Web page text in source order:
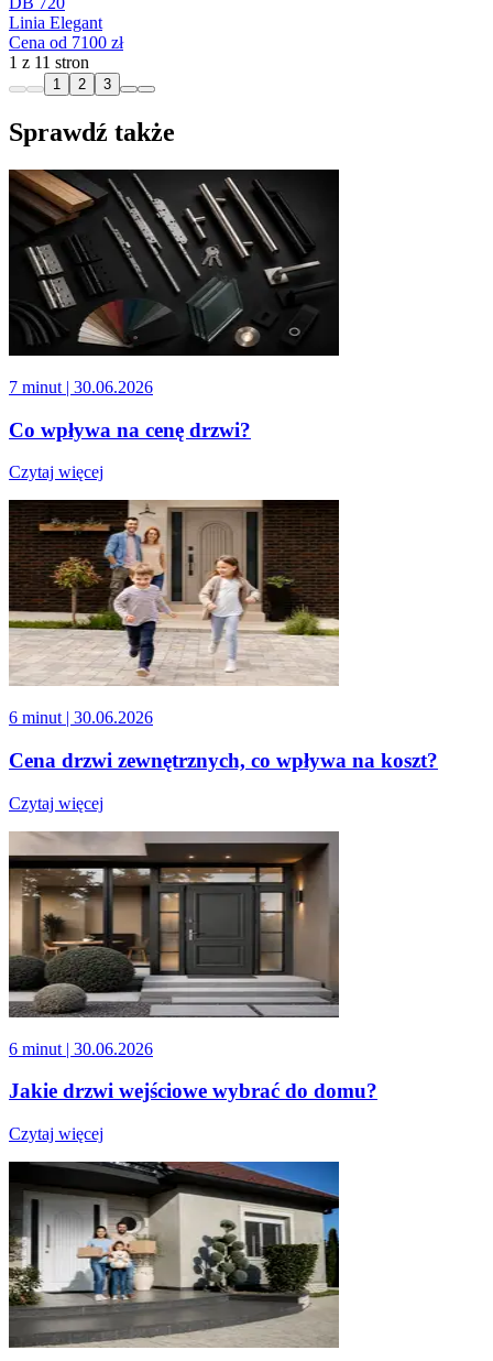
Linia Elegant
Cena od 7100 zł
1 z 11 stron
1 2 3
Sprawdź także
7 minut | 30.06.2026
Co wpływa na cenę drzwi?
Czytaj więcej
6 minut | 30.06.2026
Cena drzwi zewnętrznych, co wpływa na koszt?
Czytaj więcej
6 minut | 30.06.2026
Jakie drzwi wejściowe wybrać do domu?
Czytaj więcej